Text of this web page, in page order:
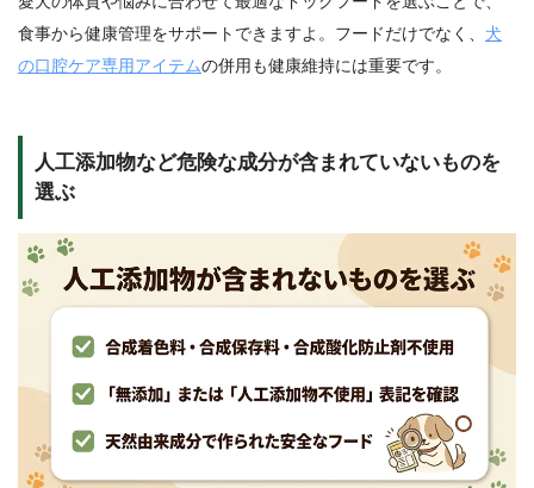
食事から健康管理をサポートできますよ。フードだけでなく、 犬
の口腔ケア専用アイテムの併用も健康維持には重要です。
人工添加物など危険な成分が含まれていないものを
選ぶ